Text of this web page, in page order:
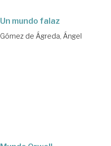
Un mundo falaz
Gómez de Ágreda, Ángel